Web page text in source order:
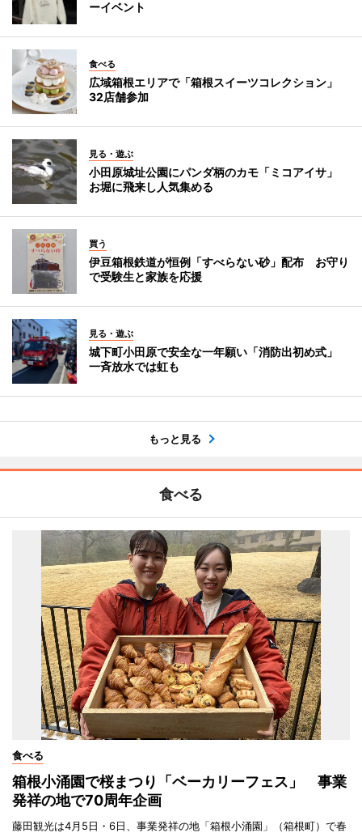
ーイベント
食べる
広域箱根エリアで「箱根スイーツコレクション」
32店舗参加
見る・遊ぶ
小田原城址公園にパンダ柄のカモ「ミコアイサ」
お堀に飛来し人気集める
買う
伊豆箱根鉄道が恒例「すべらない砂」配布 お守り
で受験生と家族を応援
見る・遊ぶ
城下町小田原で安全な一年願い「消防出初め式」
一斉放水では虹も
もっと見る
食べる
食べる
箱根小涌園で桜まつり「ベーカリーフェス」 事業
発祥の地で70周年企画
藤田観光は4月5日・6日、事業発祥の地「箱根小涌園」（箱根町）で春